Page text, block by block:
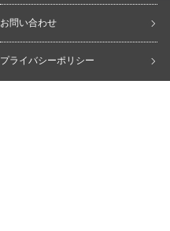
お問い合わせ
プライバシーポリシー